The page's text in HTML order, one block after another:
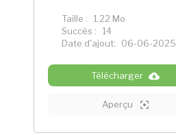
Taille :
1.22 Mo
Succès :
14
Date d'ajout:
06-06-2025
Télécharger
Aperçu